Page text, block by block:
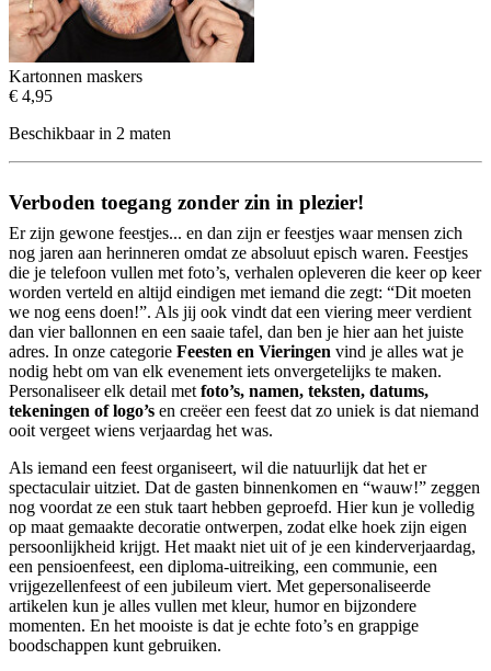
Kartonnen maskers
€ 4,95
Beschikbaar in 2 maten
Verboden toegang zonder zin in plezier!
Er zijn gewone feestjes... en dan zijn er feestjes waar mensen zich
nog jaren aan herinneren omdat ze absoluut episch waren. Feestjes
die je telefoon vullen met foto’s, verhalen opleveren die keer op keer
worden verteld en altijd eindigen met iemand die zegt: “Dit moeten
we nog eens doen!”. Als jij ook vindt dat een viering meer verdient
dan vier ballonnen en een saaie tafel, dan ben je hier aan het juiste
adres. In onze categorie Feesten en Vieringen vind je alles wat je
nodig hebt om van elk evenement iets onvergetelijks te maken.
Personaliseer elk detail met foto’s, namen, teksten, datums,
tekeningen of logo’s en creëer een feest dat zo uniek is dat niemand
ooit vergeet wiens verjaardag het was.
Als iemand een feest organiseert, wil die natuurlijk dat het er
spectaculair uitziet. Dat de gasten binnenkomen en “wauw!” zeggen
nog voordat ze een stuk taart hebben geproefd. Hier kun je volledig
op maat gemaakte decoratie ontwerpen, zodat elke hoek zijn eigen
persoonlijkheid krijgt. Het maakt niet uit of je een kinderverjaardag,
een pensioenfeest, een diploma-uitreiking, een communie, een
vrijgezellenfeest of een jubileum viert. Met gepersonaliseerde
artikelen kun je alles vullen met kleur, humor en bijzondere
momenten. En het mooiste is dat je echte foto’s en grappige
boodschappen kunt gebruiken.